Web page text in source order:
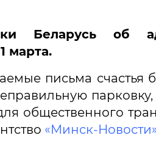
Беларусь об
марта.
письма счастья
общественного
«Минск-Новости